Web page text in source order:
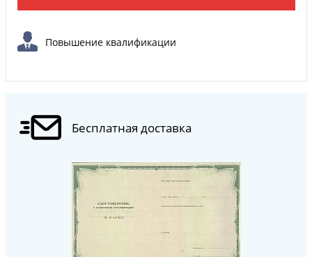
Повышение квалификации
Бесплатная доставка